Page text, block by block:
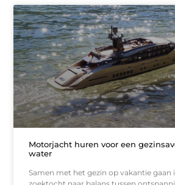
Motorjacht huren voor een
water
Samen met het gezin op vakantie gaan